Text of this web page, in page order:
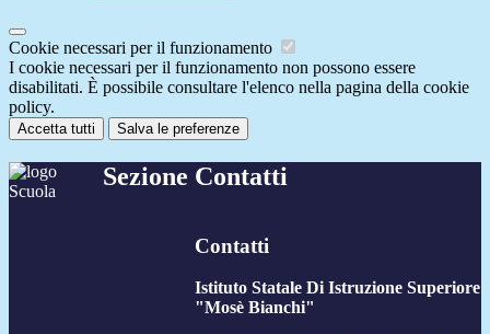
Cookie necessari per il funzionamento
I cookie necessari per il funzionamento non possono essere
disabilitati. È possibile consultare l'elenco nella pagina della cookie
policy.
Accetta tutti Salva le preferenze
Sezione Contatti
Contatti
Istituto Statale Di Istruzione Superiore
"Mosè Bianchi"